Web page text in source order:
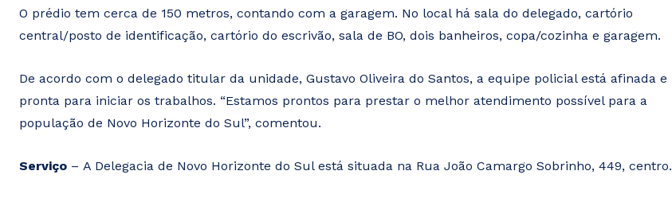
O prédio tem cerca de 150 metros, contando com a garagem. No local há sala do delegado, cartório
central/posto de identificação, cartório do escrivão, sala de BO, dois banheiros, copa/cozinha e garagem.
De acordo com o delegado titular da unidade, Gustavo Oliveira do Santos, a equipe policial está afinada e
pronta para iniciar os trabalhos. “Estamos prontos para prestar o melhor atendimento possível para a
população de Novo Horizonte do Sul”, comentou.
Serviço – A Delegacia de Novo Horizonte do Sul está situada na Rua João Camargo Sobrinho, 449, centro.